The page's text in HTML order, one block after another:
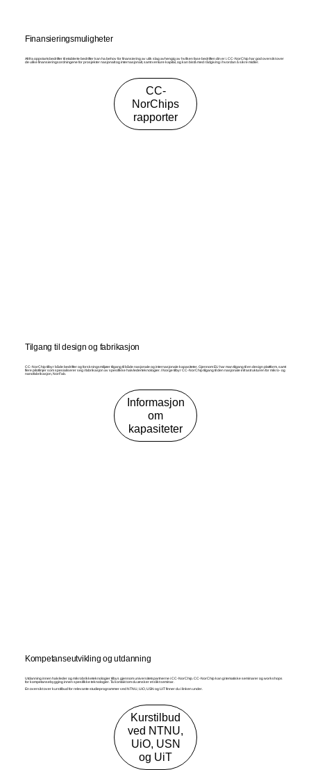
Finansieringsmuligheter
Alt fra oppstartsbedrifter til etablerte bedrifter kan ha behov for finansiering av ulik slag avhengig av hvilken fase bedriften din er i. CC-NorChip har god oversikt over
de ulike finansieringsordningene for prosjekter nasjonalt og internasjonalt, samt venture kapital, og kan bistå med rådgiving i hvordan å sikre midler.
CC-
NorChips
rapporter
Tilgang til design og fabrikasjon
CC-NorChip tilbyr både bedrifter og forskningsmiljøer tilgang til både nasjonale og internasjonale kapasiteter. Gjennom EU har man tilgang til en design plattform, samt
flere pilotlinjer som spesialiserer seg i fabrikasjon av spesifikke halvlederteknologier. I Norge tilbyr CC-NorChip tilgang til den nasjonale infrastrukturen for mikro- og
nanofabrikasjon, NorFab.
Informasjon
om
kapasiteter
Kompetanseutvikling og utdanning
Utdanning innen halvleder og mikrobrikketeknologier tilbys gjennom universitetspartnerne i CC-NorChip. CC-NorChip kan gi tematiske seminarer og workshops
for kompetansebygging innen spesifikke teknologier. Ta kontakt om du ønsker et slikt seminar.
En oversikt over kurstilbud for relevante studieprogrammer ved NTNU, UiO, USN og UiT finner du i linken under.
Kurstilbud
ved NTNU,
UiO, USN
og UiT